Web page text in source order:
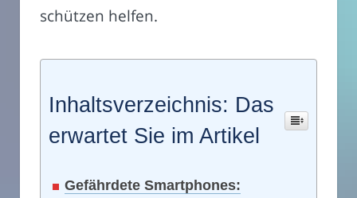
schützen helfen.
Inhaltsverzeichnis: Das
erwartet Sie im Artikel
Gefährdete Smartphones: